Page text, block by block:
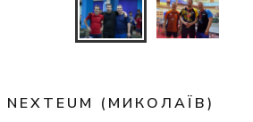
NEXTEUM (МИКОЛАЇВ)